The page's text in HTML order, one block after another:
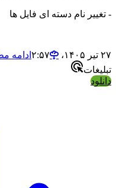
نام دسته ای فایل ها
ادامه مطلب